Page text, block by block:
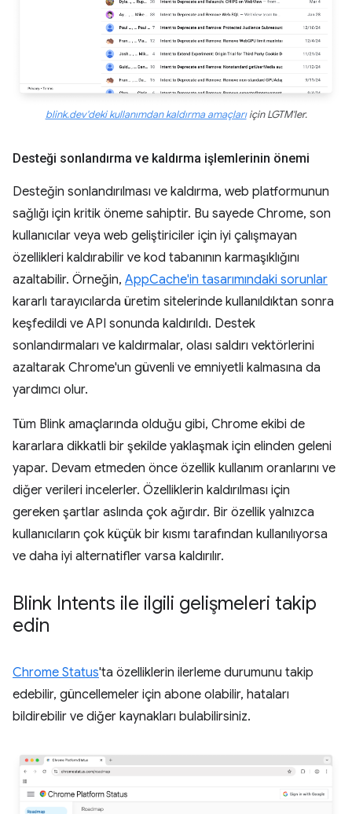
blink.dev'deki kullanımdan kaldırma amaçlarıiçin LGTM'ler.
Desteği sonlandırma ve kaldırma işlemlerinin önemi
Desteğin sonlandırılması ve kaldırma, web platformunun
sağlığı için kritik öneme sahiptir. Bu sayede Chrome, son
kullanıcılar veya web geliştiriciler için iyi çalışmayan
özellikleri kaldırabilir ve kod tabanının karmaşıklığını
azaltabilir. Örneğin, AppCache'in tasarımındaki sorunlar
kararlı tarayıcılarda üretim sitelerinde kullanıldıktan sonra
keşfedildi ve API sonunda kaldırıldı. Destek
sonlandırmaları ve kaldırmalar, olası saldırı vektörlerini
azaltarak Chrome'un güvenli ve emniyetli kalmasına da
yardımcı olur.
Tüm Blink amaçlarında olduğu gibi, Chrome ekibi de
kararlara dikkatli bir şekilde yaklaşmak için elinden geleni
yapar. Devam etmeden önce özellik kullanım oranlarını ve
diğer verileri incelerler. Özelliklerin kaldırılması için
gereken şartlar aslında çok ağırdır. Bir özellik yalnızca
kullanıcıların çok küçük bir kısmı tarafından kullanılıyorsa
ve daha iyi alternatifler varsa kaldırılır.
Blink Intents ile ilgili gelişmeleri takip
edin
Chrome Status'ta özelliklerin ilerleme durumunu takip
edebilir, güncellemeler için abone olabilir, hataları
bildirebilir ve diğer kaynakları bulabilirsiniz.